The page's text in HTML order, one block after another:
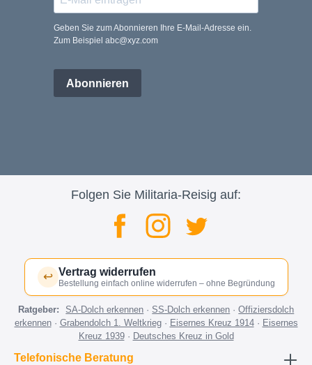
Geben Sie zum Abonnieren Ihre E-Mail-Adresse ein.
Zum Beispiel abc@xyz.com
Abonnieren
Folgen Sie Militaria-Reisig auf:
↩ Vertrag widerrufen
Bestellung einfach online widerrufen – ohne Begründung
Ratgeber: SA-Dolch erkennen ·SS-Dolch erkennen ·Offiziersdolch
erkennen· Grabendolch 1. Weltkrieg· Eisernes Kreuz 1914· Eisernes
Kreuz 1939· Deutsches Kreuz in Gold
Telefonische Beratung